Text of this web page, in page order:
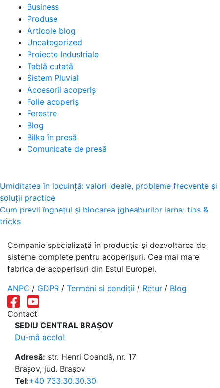
Business
Produse
Articole blog
Uncategorized
Proiecte Industriale
Tablă cutată
Sistem Pluvial
Accesorii acoperiș
Folie acoperiș
Ferestre
Blog
Bilka în presă
Comunicate de presă
Navigare
în
articole
Umiditatea în locuință: valori ideale, probleme frecvente și
soluții practice
Cum previi înghețul și blocarea jgheaburilor iarna: tips &
tricks
Companie specializată în producția și dezvoltarea de
sisteme complete pentru acoperișuri. Cea mai mare
fabrica de acoperisuri din Estul Europei.
ANPC / GDPR / Termeni si condiții / Retur / Blog
Contact
SEDIU CENTRAL BRAȘOV
Du-mă acolo!
Adresă: str. Henri Coandă, nr. 17
Brașov, jud. Brașov
Tel:+40 733.30.30.30